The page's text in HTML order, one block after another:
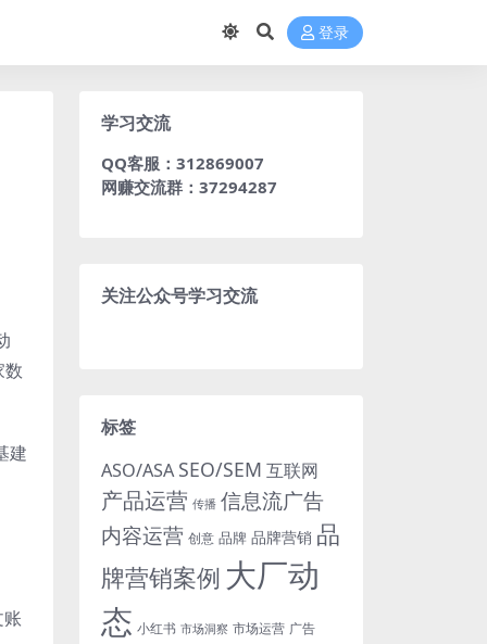
登录
数
建
学习交流
QQ客服：312869007
网赚交流群：37294287
关注公众号学习交流
标签
ASO/ASA SEO/SEM 互联网
产品运营 传播 信息流广告
内容运营 创意 品牌 品牌营销 品
牌营销案例 大厂动
态 小红书 市场洞察 市场运营 广告